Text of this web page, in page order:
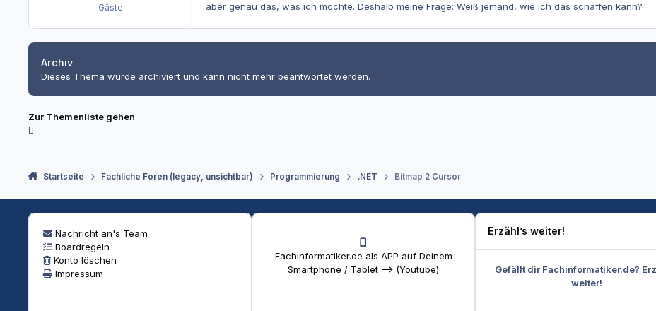
Gäste
aber genau das, was ich möchte. Deshalb meine Frage: Weiß jemand, wie ich das schaffen kann?
Archiv
Dieses Thema wurde archiviert und kann nicht mehr beantwortet werden.
Zur Themenliste gehen
Startseite Fachliche Foren (legacy, unsichtbar) Programmierung .NET Bitmap 2 Cursor
Nachricht an's Team
Boardregeln
Konto löschen
Impressum
Fachinformatiker.de als APP auf Deinem
Smartphone / Tablet --> (Youtube)
Erzähl’s weiter!
Gefällt dir Fachinformatiker.de?
weiter!